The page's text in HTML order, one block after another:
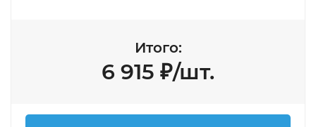
Итого:
6 915 ₽/шт.